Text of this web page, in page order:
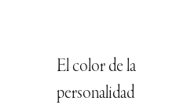
El color de la
personalidad